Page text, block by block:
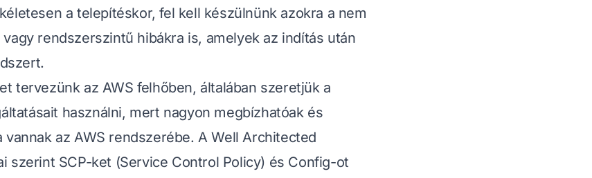
a telepítéskor, fel kell készülnünk azokra a nem
rendszerszintű hibákra is, amelyek az indítás után
tervezünk az AWS felhőben, általában szeretjük a
használni, mert nagyon megbízhatóak és
vannak az AWS rendszerébe. AWell Architected
szerint SCP-ket (Service Control Policy) és Config-ot